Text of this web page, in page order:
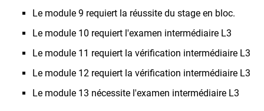
Le module 9 requiert la réussite du stage en bloc.
Le module 10 requiert l'examen intermédiaire L3
Le module 11 requiert la vérification intermédiaire L3
Le module 12 requiert la vérification intermédiaire L3
Le module 13 nécessite l'examen intermédiaire L3